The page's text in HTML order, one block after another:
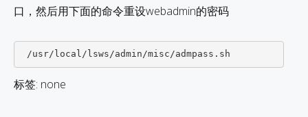
口，然后用下面的命令重设webadmin的密码
标签: none